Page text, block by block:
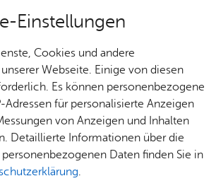
& Stadt
der be­ruf­li­chen
Schu­len
Einstellungen
Cookies und andere
Webseite. Einige von diesen
Es können personenbezogene
Adressen für personalisierte Anzeigen
von Anzeigen und Inhalten
Detaillierte Informationen über die
Daten finden Sie in
.